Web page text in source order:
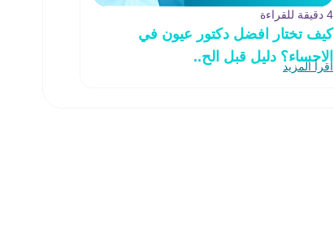
4 دقيقة للقراءة
كيف تختار افضل دكتور عيون في
الاحساء؟ دليل قبل الح..
اقرأ المزيد